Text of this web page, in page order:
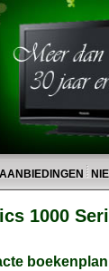
AANBIEDINGEN
1000